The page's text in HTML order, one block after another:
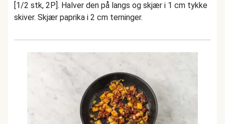
[1/2 stk, 2P]. Halver den på langs og skjær i 1 cm tykke
skiver. Skjær paprika i 2 cm terninger.